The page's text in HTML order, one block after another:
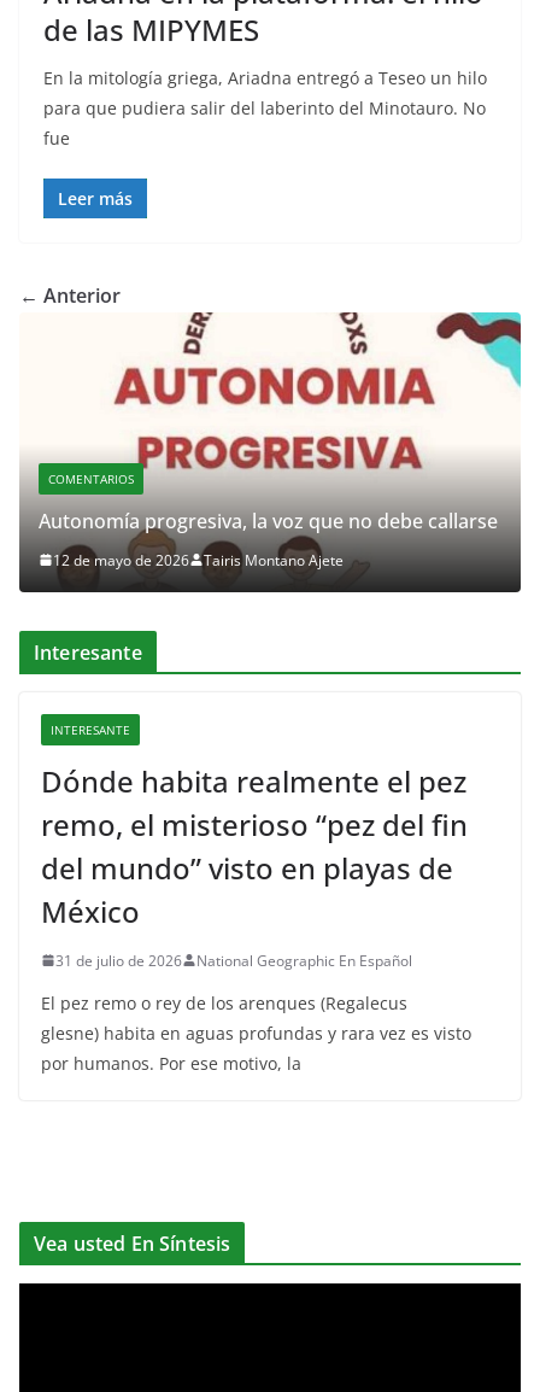
de las MIPYMES
En la mitología griega, Ariadna entregó a Teseo un hilo
para que pudiera salir del laberinto del Minotauro. No
fue
Leer más
← Anterior
COMENTARIOS
Autonomía progresiva, la voz que no debe callarse
12 de mayo de 2026 Tairis Montano Ajete
Interesante
INTERESANTE
Dónde habita realmente el pez
remo, el misterioso “pez del fin
del mundo” visto en playas de
México
31 de julio de 2026 National Geographic En Español
El pez remo o rey de los arenques (Regalecus
glesne) habita en aguas profundas y rara vez es visto
por humanos. Por ese motivo, la
Vea usted En Síntesis